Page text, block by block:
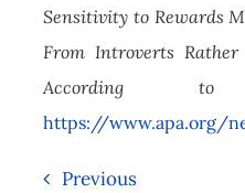
Sensitivity to Rewards
From Introverts
According
https://www.apa.org/
Previous